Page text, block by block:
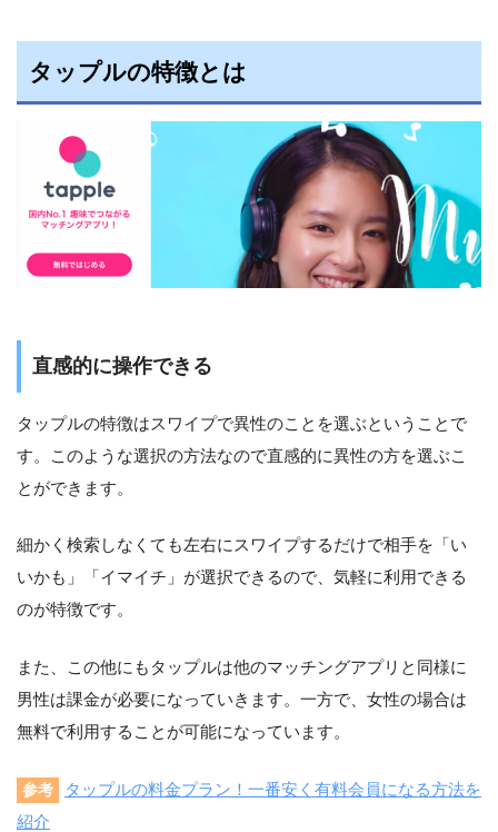
タップルの特徴とは
直感的に操作できる
タップルの特徴はスワイプで異性のことを選ぶということで
す。このような選択の方法なので直感的に異性の方を選ぶこ
とができます。
細かく検索しなくても左右にスワイプするだけで相手を「い
いかも」「イマイチ」が選択できるので、気軽に利用できる
のが特徴です。
また、この他にもタップルは他のマッチングアプリと同様に
男性は課金が必要になっていきます。一方で、女性の場合は
無料で利用することが可能になっています。
参考
タップルの料金プラン！一番安く有料会員になる方法を
紹介